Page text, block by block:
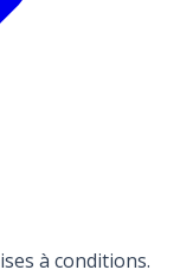
à conditions.